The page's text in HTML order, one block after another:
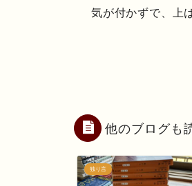
気が付かずで、上
他のブログも
独り言